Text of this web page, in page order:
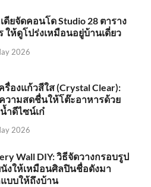
ดียจัดคอนโด Studio 28 ตาราง
ให้ดูโปร่งเหมือนอยู่บ้านเดี่ยว
2026
รื่องแก้วสีใส (Crystal Clear):
วามสดชื่นให้โต๊ะอาหารด้วย
ำดีไซน์เก๋
2026
Wall DIY: วิธีจัดวางกรอบรูป
งให้เหมือนศิลปินชื่อดังมา
บบให้ถึงบ้าน